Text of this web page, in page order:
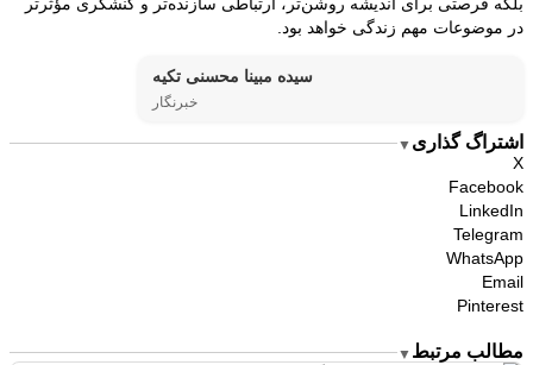
بلکه فرصتی برای اندیشه روشن‌تر، ارتباطی سازنده‌تر و کنشگری مؤثرتر
در موضوعات مهم زندگی خواهد بود.
سیده مبینا محسنی تکیه
خبرنگار
اشتراگ گذاری ▼
X
Facebook
LinkedIn
Telegram
WhatsApp
Email
Pinterest
مطالب مرتبط ▼